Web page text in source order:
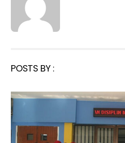
POSTS BY :